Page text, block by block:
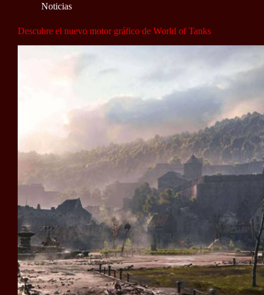
Noticias
Descubre el nuevo motor gráfico de World of Tanks